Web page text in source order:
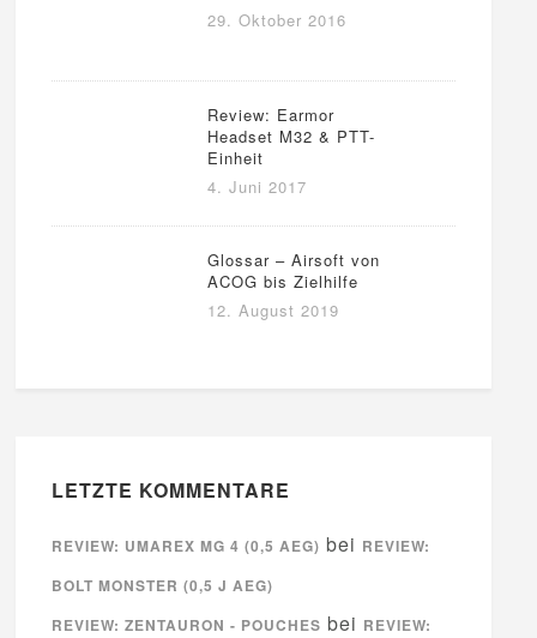
29. Oktober 2016
Review: Earmor
Headset M32 & PTT-
Einheit
4. Juni 2017
Glossar – Airsoft von
ACOG bis Zielhilfe
12. August 2019
LETZTE KOMMENTARE
REVIEW: UMAREX MG 4 (0,5 AEG) bei REVIEW:
BOLT MONSTER (0,5 J AEG)
REVIEW: ZENTAURON - POUCHES bei REVIEW: